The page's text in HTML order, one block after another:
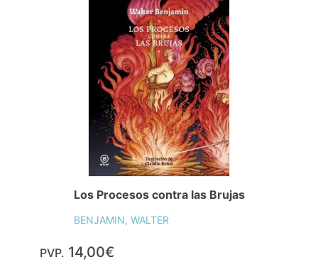
Los Procesos contra las Brujas
BENJAMIN, WALTER
PVP. 14,00€